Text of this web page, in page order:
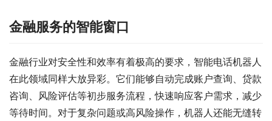
金融服务的智能窗口
金融行业对安全性和效率有着极高的要求，智能电话机器人
在此领域同样大放异彩。它们能够自动完成账户查询、贷款
咨询、风险评估等初步服务流程，快速响应客户需求，减少
等待时间。对于复杂问题或高风险操作，机器人还能无缝转